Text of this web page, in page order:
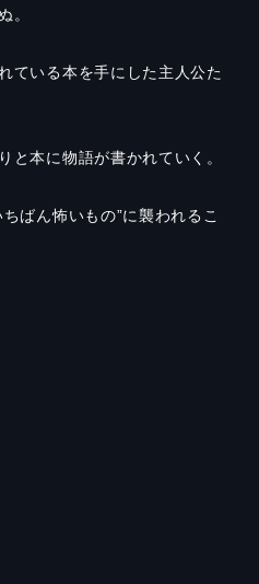
。
ている本を手にした主人公た
と本に物語が書かれていく。
ちばん怖いもの”に襲われるこ